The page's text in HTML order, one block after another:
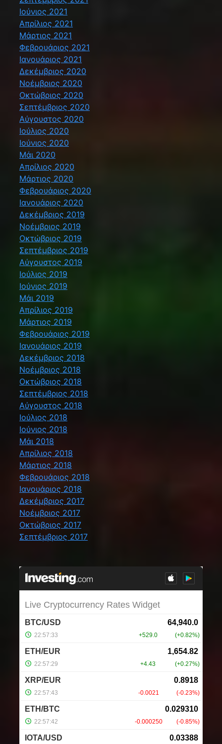
Ιούνιος 2021
Απρίλιος 2021
Μάρτιος 2021
Φεβρουάριος 2021
Ιανουάριος 2021
Δεκέμβριος 2020
Νοέμβριος 2020
Οκτώβριος 2020
Σεπτέμβριος 2020
Αύγουστος 2020
Ιούλιος 2020
Ιούνιος 2020
Μάι 2020
Απρίλιος 2020
Μάρτιος 2020
Φεβρουάριος 2020
Ιανουάριος 2020
Δεκέμβριος 2019
Νοέμβριος 2019
Οκτώβριος 2019
Σεπτέμβριος 2019
Αύγουστος 2019
Ιούλιος 2019
Ιούνιος 2019
Μάι 2019
Απρίλιος 2019
Μάρτιος 2019
Φεβρουάριος 2019
Ιανουάριος 2019
Δεκέμβριος 2018
Νοέμβριος 2018
Οκτώβριος 2018
Σεπτέμβριος 2018
Αύγουστος 2018
Ιούλιος 2018
Ιούνιος 2018
Μάι 2018
Απρίλιος 2018
Μάρτιος 2018
Φεβρουάριος 2018
Ιανουάριος 2018
Δεκέμβριος 2017
Νοέμβριος 2017
Οκτώβριος 2017
Σεπτέμβριος 2017